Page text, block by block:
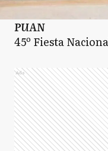
PUAN
45º Fiesta
Ads